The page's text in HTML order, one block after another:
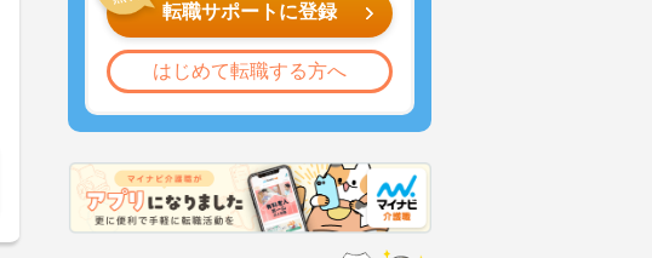
転職サポートに登録
はじめて転職する方へ